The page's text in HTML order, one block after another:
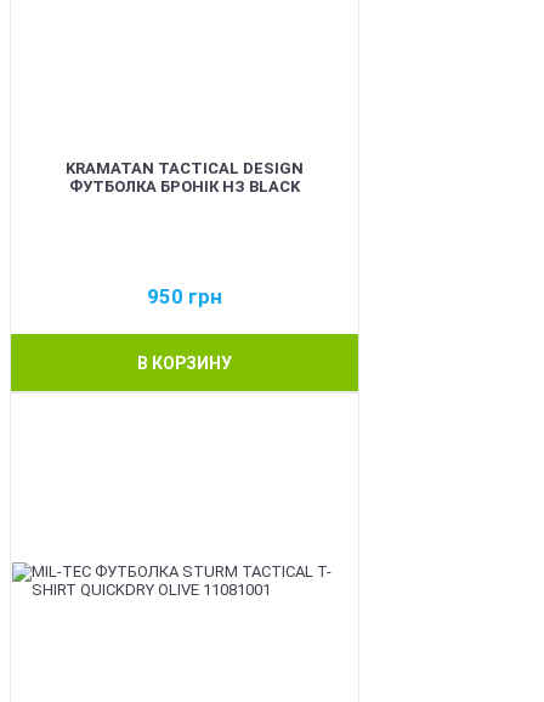
KRAMATAN TACTICAL DESIGN
ФУТБОЛКА БРОНІК НЗ BLACK
950 грн
В КОРЗИНУ